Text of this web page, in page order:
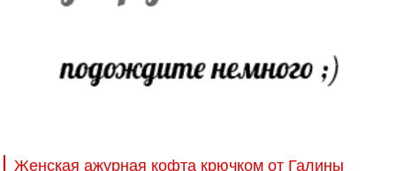
Женская ажурная кофта крючком от Галины